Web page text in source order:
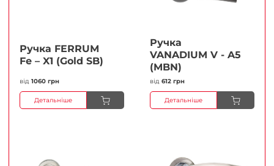
Ручка FERRUМ
Fe – X1 (Gold SB)
від 1060 грн
Детальніше
Ручка
VANADIUM V - A5
(MBN)
від 612 грн
Детальніше